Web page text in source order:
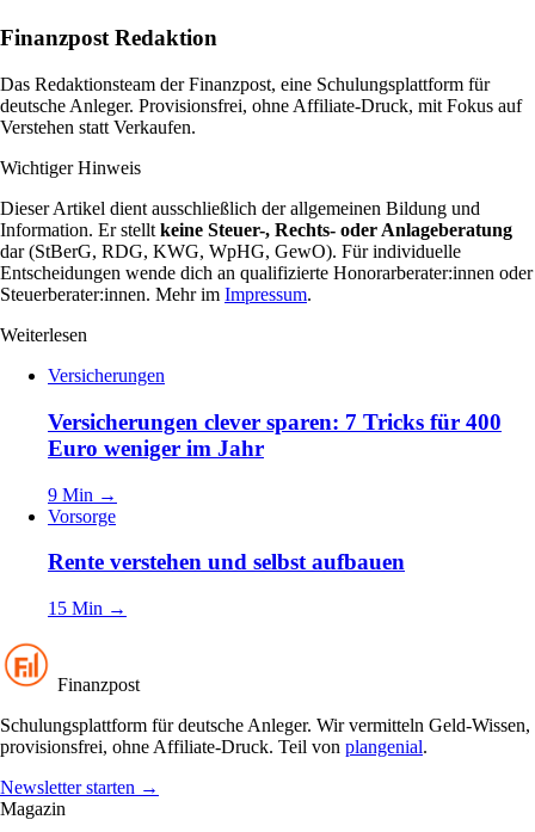
Finanzpost Redaktion
Das Redaktionsteam der Finanzpost, eine Schulungsplattform für
deutsche Anleger. Provisionsfrei, ohne Affiliate-Druck, mit Fokus auf
Verstehen statt Verkaufen.
Wichtiger Hinweis
Dieser Artikel dient ausschließlich der allgemeinen Bildung und
Information. Er stellt keine Steuer-, Rechts- oder Anlageberatung
dar (StBerG, RDG, KWG, WpHG, GewO). Für individuelle
Entscheidungen wende dich an qualifizierte Honorarberater:innen oder
Steuerberater:innen. Mehr im Impressum.
Weiterlesen
Versicherungen
Versicherungen clever sparen: 7 Tricks für 400
Euro weniger im Jahr
9 Min →
Vorsorge
Rente verstehen und selbst aufbauen
15 Min →
Finanzpost
Schulungsplattform für deutsche Anleger. Wir vermitteln Geld-Wissen,
provisionsfrei, ohne Affiliate-Druck. Teil von plangenial.
Newsletter starten →
Magazin